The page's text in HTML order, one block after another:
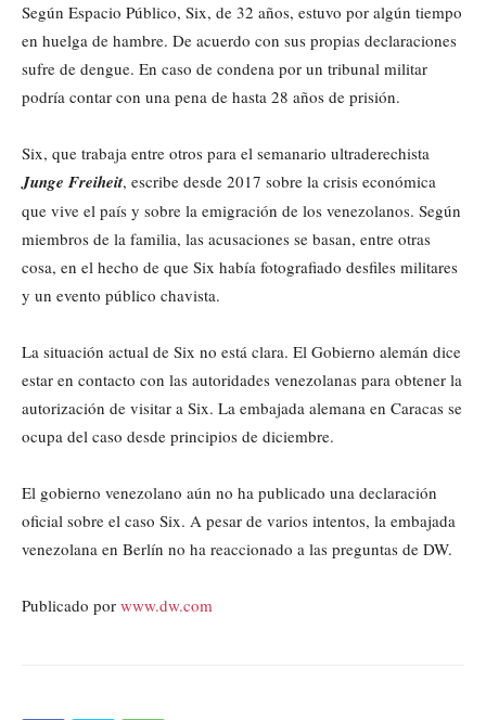
Según Espacio Público, Six, de 32 años, estuvo por algún tiempo
en huelga de hambre. De acuerdo con sus propias declaraciones
sufre de dengue. En caso de condena por un tribunal militar
podría contar con una pena de hasta 28 años de prisión.
Six, que trabaja entre otros para el semanario ultraderechista
Junge Freiheit, escribe desde 2017 sobre la crisis económica
que vive el país y sobre la emigración de los venezolanos. Según
miembros de la familia, las acusaciones se basan, entre otras
cosa, en el hecho de que Six había fotografiado desfiles militares
y un evento público chavista.
La situación actual de Six no está clara. El Gobierno alemán dice
estar en contacto con las autoridades venezolanas para obtener la
autorización de visitar a Six. La embajada alemana en Caracas se
ocupa del caso desde principios de diciembre.
El gobierno venezolano aún no ha publicado una declaración
oficial sobre el caso Six. A pesar de varios intentos, la embajada
venezolana en Berlín no ha reaccionado a las preguntas de DW.
Publicado por www.dw.com